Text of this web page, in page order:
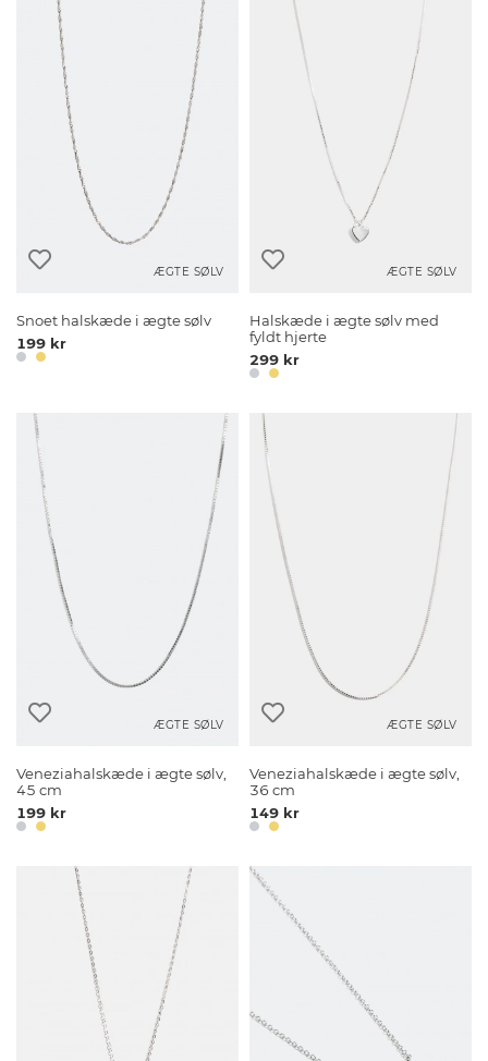
ÆGTE SØLV
Snoet halskæde i ægte sølv
199 kr
ÆGTE SØLV
Halskæde i ægte sølv med
fyldt hjerte
299 kr
ÆGTE SØLV
Veneziahalskæde i ægte sølv,
45 cm
199 kr
ÆGTE SØLV
Veneziahalskæde i ægte sølv,
36 cm
149 kr